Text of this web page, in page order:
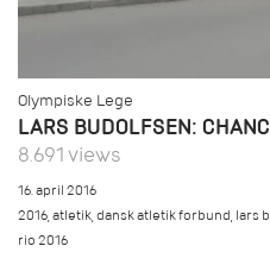
Olympiske Lege
LARS BUDOLFSEN:
8.691 views
16. april 2016
2016,atletik,dansk atletik forbund,lars
rio 2016